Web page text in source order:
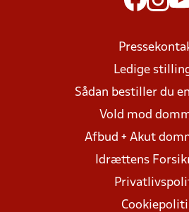
Ledige
Sådan bestiller du
Vold mod
Afbud + Akut
Idrættens